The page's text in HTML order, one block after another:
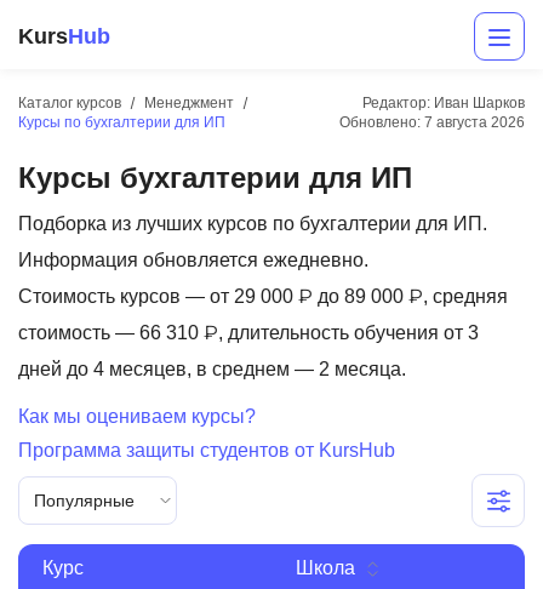
KursHub
Каталог курсов
Менеджмент
Курсы по бухгалтерии для ИП
Редактор: Иван Шарков
Обновлено: 7 августа 2026
Курсы бухгалтерии для ИП
Подборка из лучших курсов по бухгалтерии для ИП.
Информация обновляется ежедневно.
Стоимость курсов — от 29 000 ₽ до 89 000 ₽, средняя
стоимость — 66 310 ₽, длительность обучения от 3
дней до 4 месяцев, в среднем — 2 месяца.
Как мы оцениваем курсы?
Программа защиты студентов от KursHub
Популярные
Курс Школа
Разработка
Маркетинг
Дизайн
Аналитика
Менеджмент
Иностранные языки